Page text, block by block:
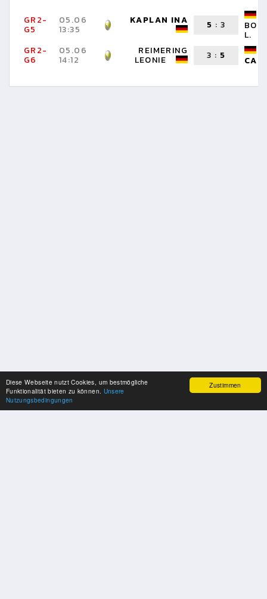
Zustimmen
Diese Webseite nutzt Cookies, um bestmögliche
Funktionalität bieten zu können. Unsere
Nutzungsbedingungen
GR2-
G5
05.06
13:35
KAPLAN INA 5 : 3
L.
GR2-
G6
05.06
14:12
REIMERING
LEONIE 3 : 5